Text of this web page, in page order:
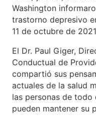
Washington
trastorno depresivo
11 de octubre de
El Dr. Paul Giger,
Conductual de
compartió sus
actuales de la salud
las personas de todo
pueden mantener su